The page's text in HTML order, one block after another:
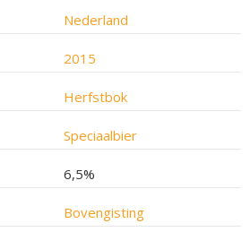
Nederland
2015
Herfstbok
Speciaalbier
6,5%
Bovengisting